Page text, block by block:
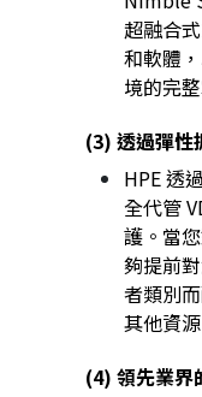
超融合
和軟體
境的完
(3) 透過彈性
HPE 透
全代管
護。當
夠提前
者類別
其他資源
(4) 領先業界